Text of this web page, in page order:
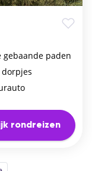
paden
rondreizen